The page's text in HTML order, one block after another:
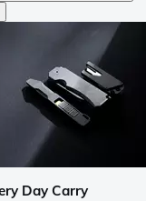
Day Carry